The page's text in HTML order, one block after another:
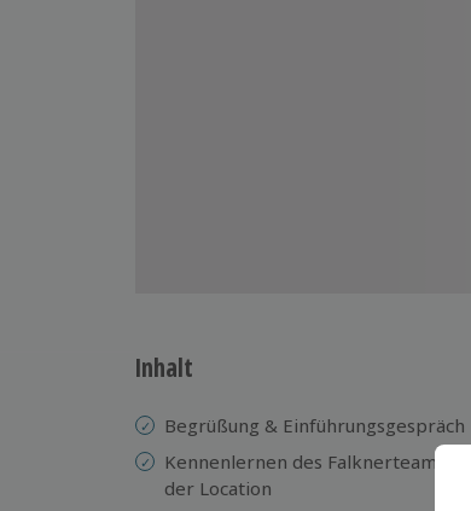
Inhalt
Begrüßung & Einführungsgespräch
Kennenlernen des Falknerteams und
der Location